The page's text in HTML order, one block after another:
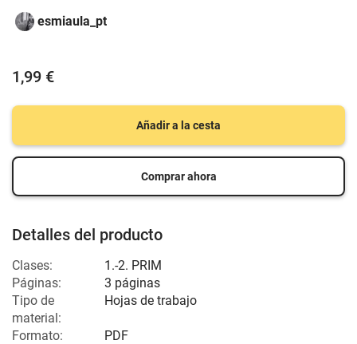
esmiaula_pt
1,99 €
Añadir a la cesta
Comprar ahora
Detalles del producto
Clases:
1.-2. PRIM
Páginas:
3 páginas
Tipo de
material:
Hojas de trabajo
Formato: PDF